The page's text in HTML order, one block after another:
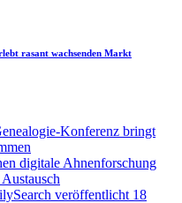
rasant wachsenden Markt
Konferenz bringt
digitale Ahnenforschung
veröffentlicht 18